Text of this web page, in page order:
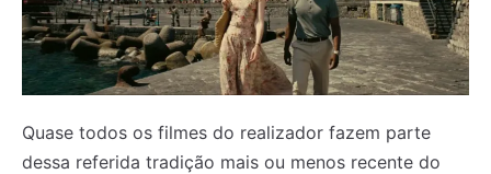
Quase todos os filmes do realizador fazem parte
dessa referida tradição mais ou menos recente do